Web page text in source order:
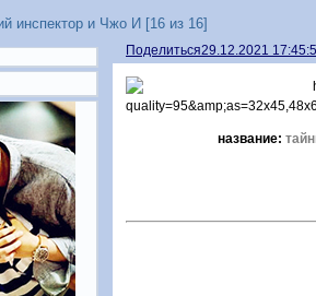
инспектор и Чжо И [16 из 16]
Поделиться29.12.2021
название: